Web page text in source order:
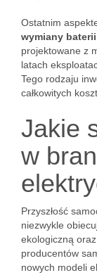
Ostatnim
wymiany baterii
projektowane z
latach
Tego rodzaju
całkowitych
Jakie
w
Przyszłość
niezwykle
ekologiczną
producentów
nowych modeli